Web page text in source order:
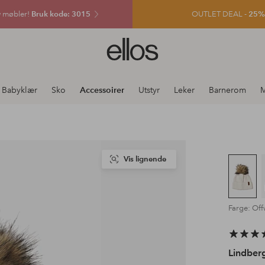
møbler! Bruk kode: 3015 OUTLET DEAL -
Ellos
logo
gå
Babyklær Sko Accessoirer Utstyr Leker Barnerom
Vis lignende
Farge: